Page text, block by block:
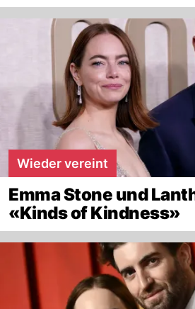
Wieder vereint
Emma Stone und
«Kinds of Kindness»